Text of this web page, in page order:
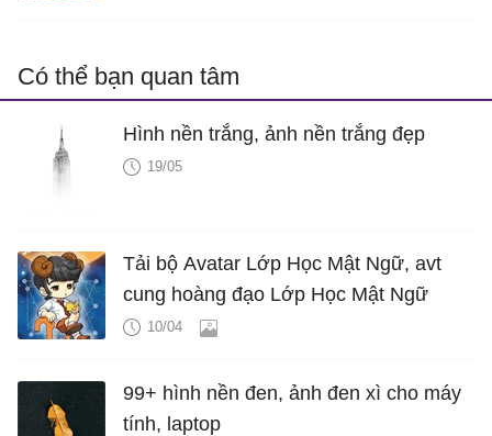
Có thể bạn quan tâm
Hình nền trắng, ảnh nền trắng đẹp
19/05
Tải bộ Avatar Lớp Học Mật Ngữ, avt
cung hoàng đạo Lớp Học Mật Ngữ
10/04
99+ hình nền đen, ảnh đen xì cho máy
tính, laptop